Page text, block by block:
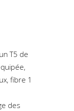
T5 de
fibre 1
des